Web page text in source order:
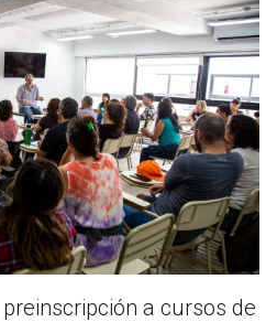
a cursos de